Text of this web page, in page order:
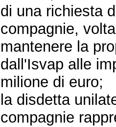
di una richiesta
compagnie,
mantenere la
dall'Isvap alle
milione di euro;
la disdetta
compagnie